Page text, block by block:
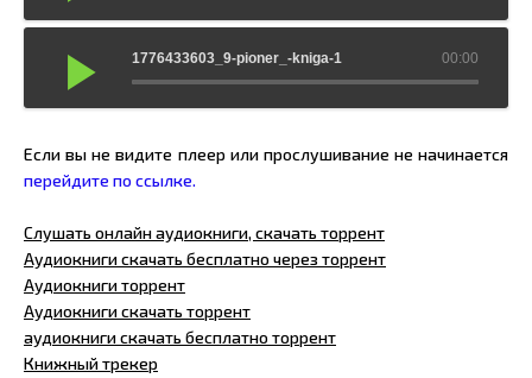
00:00
1776433603_9-pioner_-kniga-1
Если вы не видите плеер или прослушивание не начинается
перейдите по ссылке.
Слушать онлайн аудиокниги, скачать торрент
Аудиокниги скачать бесплатно через торрент
Аудиокниги торрент
Аудиокниги скачать торрент
аудиокниги скачать бесплатно торрент
Книжный трекер